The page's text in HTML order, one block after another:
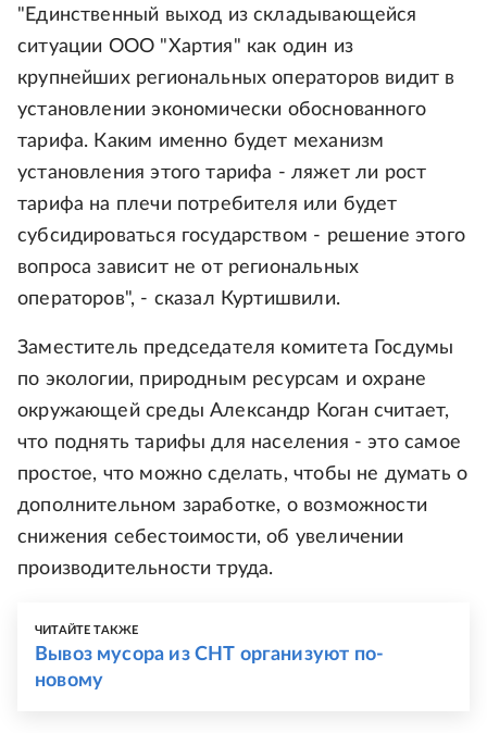
"Единственный выход из складывающейся
ситуации ООО "Хартия" как один из
крупнейших региональных операторов видит в
установлении экономически обоснованного
тарифа. Каким именно будет механизм
установления этого тарифа - ляжет ли рост
тарифа на плечи потребителя или будет
субсидироваться государством - решение этого
вопроса зависит не от региональных
операторов", - сказал Куртишвили.
Заместитель председателя комитета Госдумы
по экологии, природным ресурсам и охране
окружающей среды Александр Коган считает,
что поднять тарифы для населения - это самое
простое, что можно сделать, чтобы не думать о
дополнительном заработке, о возможности
снижения себестоимости, об увеличении
производительности труда.
ЧИТАЙТЕ ТАКЖЕ
Вывоз мусора из СНТ организуют по-
новому